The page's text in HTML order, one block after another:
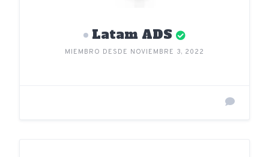
Latam ADS
MIEMBRO DESDE NOVIEMBRE 3, 2022